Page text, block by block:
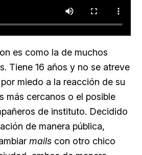
es como la de muchos
Tiene 16 años y no se atreve
miedo a la reacción de su
más cercanos o el posible
de instituto. Decidido
de manera pública,
mails con otro chico